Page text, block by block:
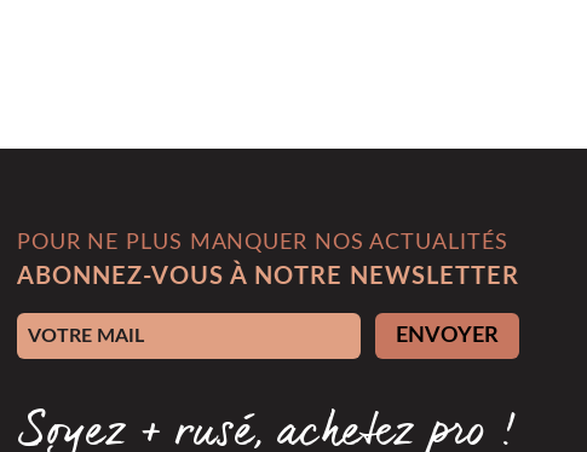
POUR NE PLUS MANQUER NOS ACTUALITÉS
ABONNEZ-VOUS À NOTRE NEWSLETTER
Adresse e-mail ENVOYER
Soyez + rusé, achetez pro !